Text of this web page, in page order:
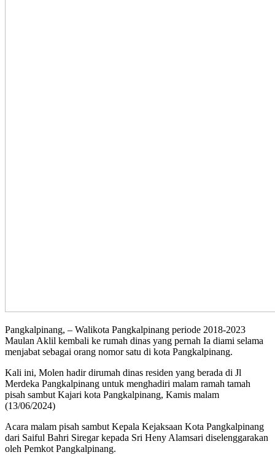
Pangkalpinang, – Walikota Pangkalpinang periode 2018-2023
Maulan Aklil kembali ke rumah dinas yang pernah Ia diami selama
menjabat sebagai orang nomor satu di kota Pangkalpinang.
Kali ini, Molen hadir dirumah dinas residen yang berada di Jl
Merdeka Pangkalpinang untuk menghadiri malam ramah tamah
pisah sambut Kajari kota Pangkalpinang, Kamis malam
(13/06/2024)
Acara malam pisah sambut Kepala Kejaksaan Kota Pangkalpinang
dari Saiful Bahri Siregar kepada Sri Heny Alamsari diselenggarakan
oleh Pemkot Pangkalpinang.